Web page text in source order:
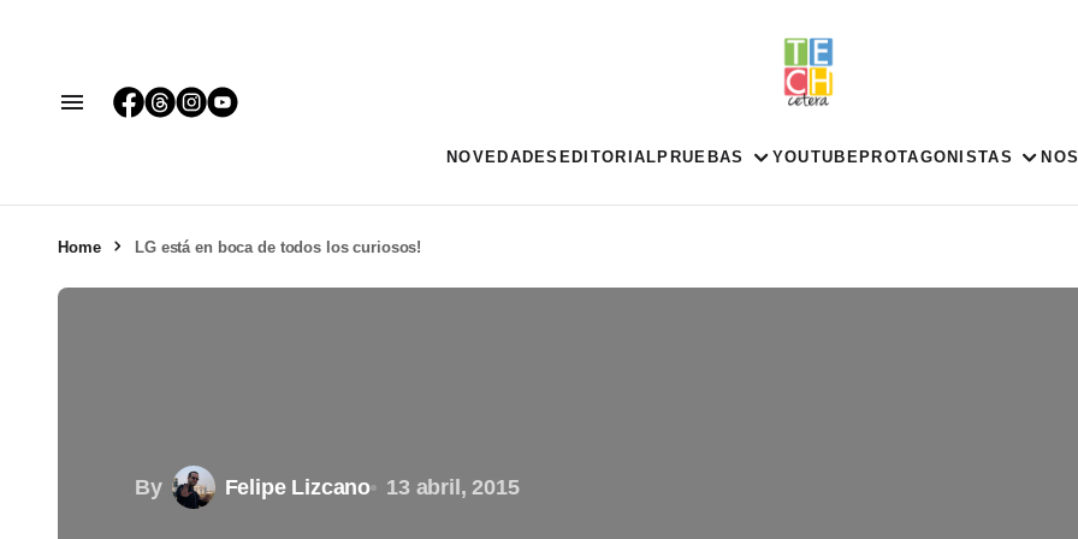
NOVEDADES EDITORIAL PRUEBAS YOUTUBE PROTAGONISTAS
Home LG está en boca de todos los curiosos!
By Felipe Lizcano 13 abril, 2015